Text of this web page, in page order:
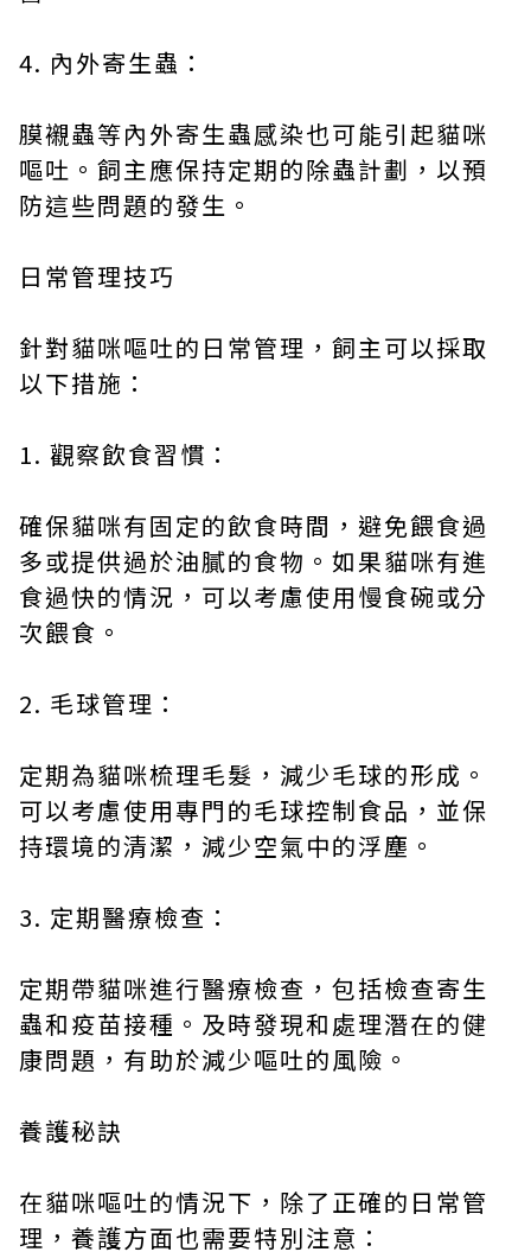
4. 內外寄生蟲：
膜襯蟲等內外寄生蟲感染也可能引起貓咪
嘔吐。飼主應保持定期的除蟲計劃，以預
防這些問題的發生。
日常管理技巧
針對貓咪嘔吐的日常管理，飼主可以採取
以下措施：
1. 觀察飲食習慣：
確保貓咪有固定的飲食時間，避免餵食過
多或提供過於油膩的食物。如果貓咪有進
食過快的情況，可以考慮使用慢食碗或分
次餵食。
2. 毛球管理：
定期為貓咪梳理毛髮，減少毛球的形成。
可以考慮使用專門的毛球控制食品，並保
持環境的清潔，減少空氣中的浮塵。
3. 定期醫療檢查：
定期帶貓咪進行醫療檢查，包括檢查寄生
蟲和疫苗接種。及時發現和處理潛在的健
康問題，有助於減少嘔吐的風險。
養護秘訣
在貓咪嘔吐的情況下，除了正確的日常管
理，養護方面也需要特別注意：